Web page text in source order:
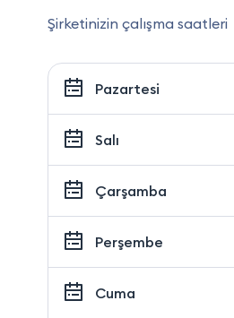
Şirketinizin çalışma saatleri
Pazartesi
Salı
Çarşamba
Perşembe
Cuma